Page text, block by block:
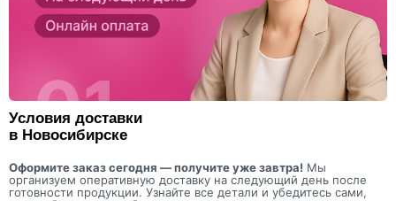
Условия доставки
в Новосибирске
Оформите заказ сегодня — получите уже завтра! Мы
организуем оперативную доставку на следующий день после
готовности продукции. Узнайте все детали и убедитесь сами,